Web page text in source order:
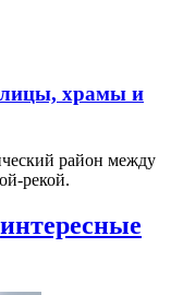
храмы и
район между
рекой.
интересные